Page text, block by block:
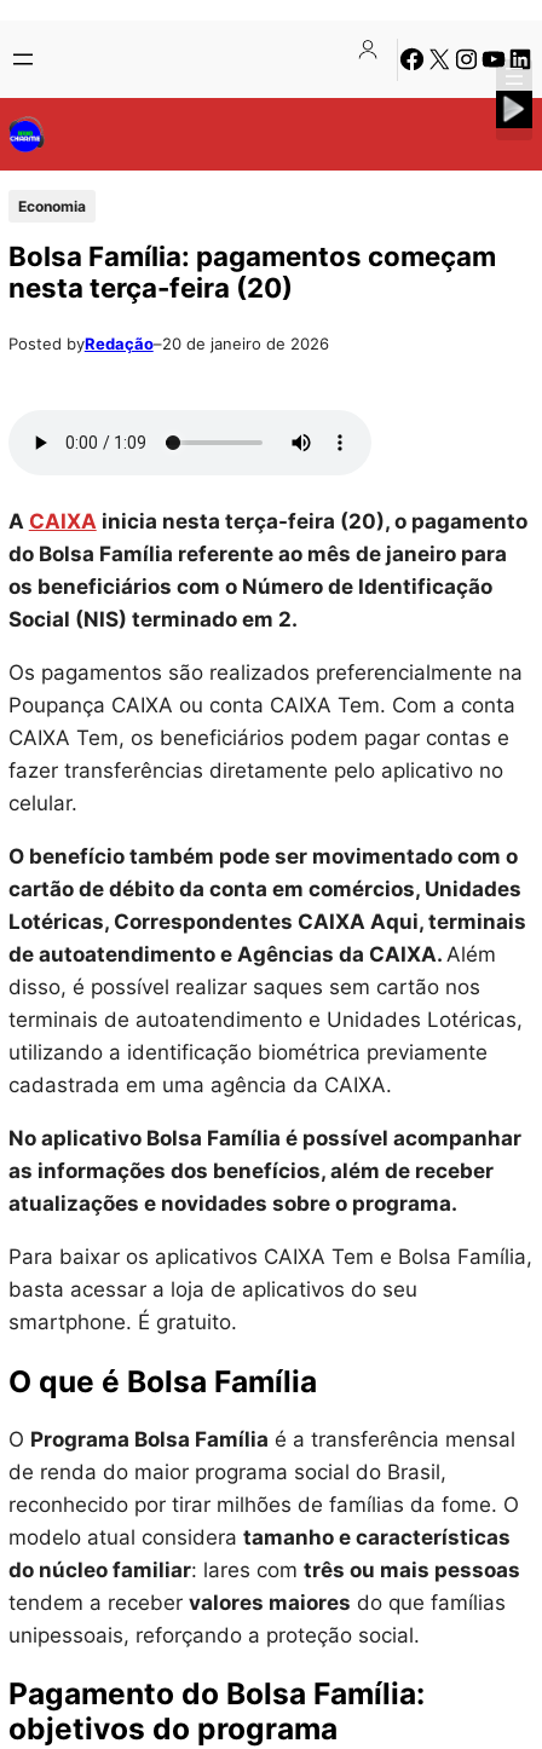
para
o
conteúdo
to
content
Facebook
X Instagram
Economia
Bolsa Família: pagamentos começam
nesta terça-feira (20)
Posted byRedação–20 de janeiro de 2026
A CAIXAinicia nesta terça-feira (20), o pagamento
do Bolsa Família referente ao mês de janeiro para
os beneficiários com o Número de Identificação
Social (NIS) terminado em 2.
Os pagamentos são realizados preferencialmente na
Poupança CAIXA ou conta CAIXA Tem. Com a conta
CAIXA Tem, os beneficiários podem pagar contas e
fazer transferências diretamente pelo aplicativo no
celular.
O benefício também pode ser movimentado com o
cartão de débito da conta em comércios, Unidades
Lotéricas, Correspondentes CAIXA Aqui, terminais
de autoatendimento e Agências da CAIXA. Além
disso, é possível realizar saques sem cartão nos
terminais de autoatendimento e Unidades Lotéricas,
utilizando a identificação biométrica previamente
cadastrada em uma agência da CAIXA.
No aplicativo Bolsa Família é possível acompanhar
as informações dos benefícios, além de receber
atualizações e novidades sobre o programa.
Para baixar os aplicativos CAIXA Tem e Bolsa Família,
basta acessar a loja de aplicativos do seu
smartphone. É gratuito.
O que é Bolsa Família
O Programa Bolsa Família é a transferência mensal
de renda do maior programa social do Brasil,
reconhecido por tirar milhões de famílias da fome. O
modelo atual considera tamanho e características
do núcleo familiar: lares com três ou mais pessoas
tendem a receber valores maiores do que famílias
unipessoais, reforçando a proteção social.
Pagamento do Bolsa Família:
objetivos do programa